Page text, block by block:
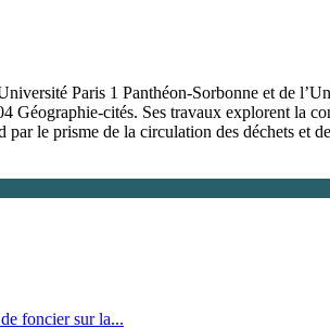
Paris 1 Panthéon-Sorbonne et de
Géographie-cités. Ses travaux explorent la
le prisme de la circulation des déchets et
foncier sur la...